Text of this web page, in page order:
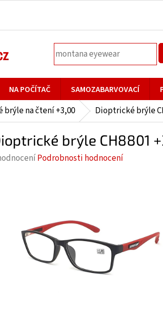
NA POČÍTAČ SAMOZABARVOVACÍ
na čtení +3,00 Dioptrické brýle
brýle CH8801
Podrobnosti hodnocení